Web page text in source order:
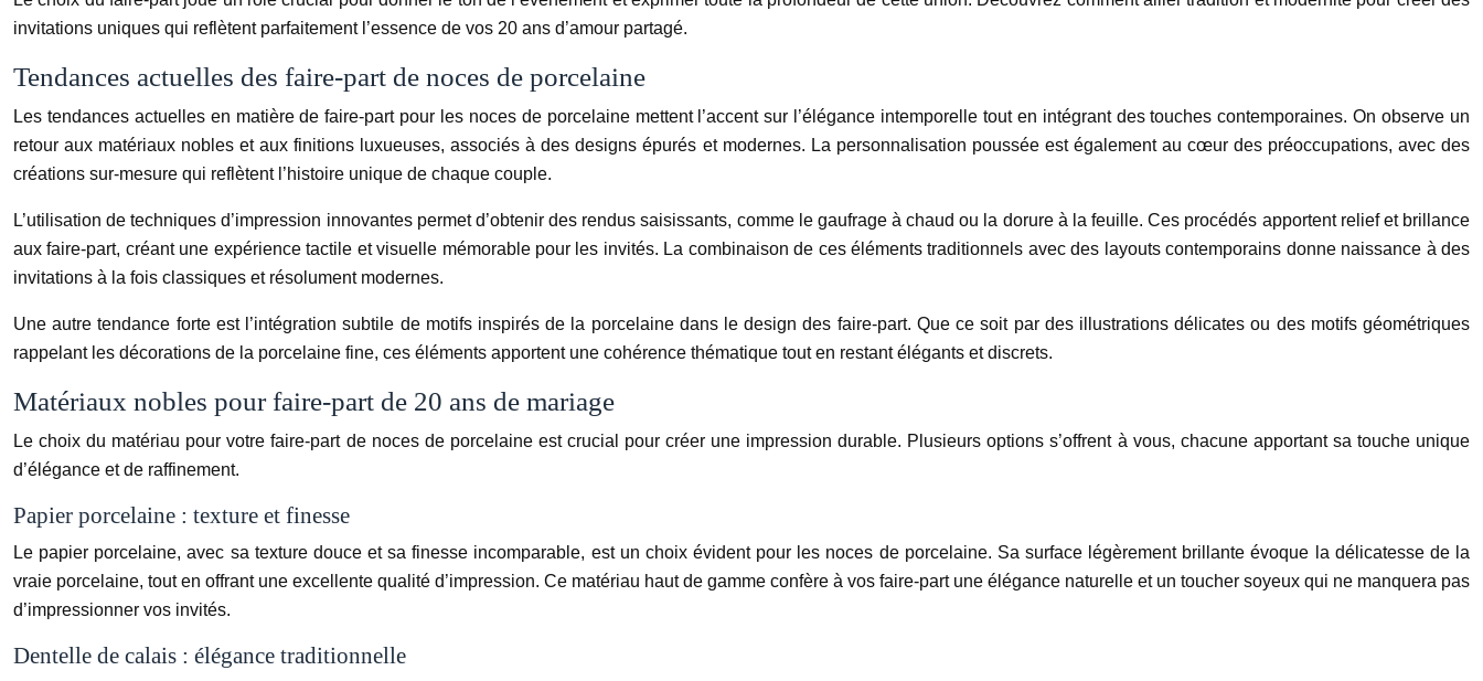
invitations uniques qui reflètent parfaitement l’essence de vos 20 ans d’amour partagé.
Tendances actuelles des faire-part de noces de porcelaine
Les tendances actuelles en matière de faire-part pour les noces de porcelaine mettent l’accent sur l’élégance intemporelle tout en intégrant des touches contemporaines. On observe un
retour aux matériaux nobles et aux finitions luxueuses, associés à des designs épurés et modernes. La personnalisation poussée est également au cœur des préoccupations, avec des
créations sur-mesure qui reflètent l’histoire unique de chaque couple.
L’utilisation de techniques d’impression innovantes permet d’obtenir des rendus saisissants, comme le gaufrage à chaud ou la dorure à la feuille. Ces procédés apportent relief et brillance
aux faire-part, créant une expérience tactile et visuelle mémorable pour les invités. La combinaison de ces éléments traditionnels avec des layouts contemporains donne naissance à des
invitations à la fois classiques et résolument modernes.
Une autre tendance forte est l’intégration subtile de motifs inspirés de la porcelaine dans le design des faire-part. Que ce soit par des illustrations délicates ou des motifs géométriques
rappelant les décorations de la porcelaine fine, ces éléments apportent une cohérence thématique tout en restant élégants et discrets.
Matériaux nobles pour faire-part de 20 ans de mariage
Le choix du matériau pour votre faire-part de noces de porcelaine est crucial pour créer une impression durable. Plusieurs options s’offrent à vous, chacune apportant sa touche unique
d’élégance et de raffinement.
Papier porcelaine : texture et finesse
Le papier porcelaine, avec sa texture douce et sa finesse incomparable, est un choix évident pour les noces de porcelaine. Sa surface légèrement brillante évoque la délicatesse de la
vraie porcelaine, tout en offrant une excellente qualité d’impression. Ce matériau haut de gamme confère à vos faire-part une élégance naturelle et un toucher soyeux qui ne manquera pas
d’impressionner vos invités.
Dentelle de calais : élégance traditionnelle